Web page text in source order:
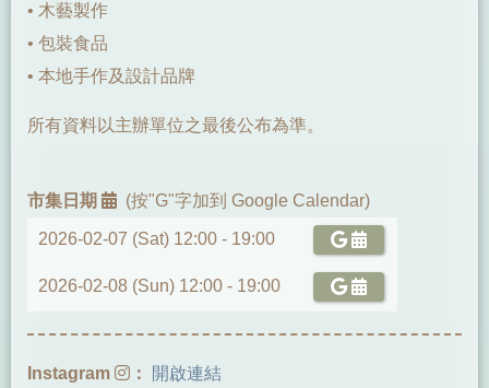
•⁠ ⁠木藝製作
•⁠ ⁠包裝食品
•⁠ ⁠本地手作及設計品牌
所有資料以主辦單位之最後公布為準。
市集日期 (按"G"字加到 Google Calendar)
2026-02-07 (Sat) 12:00 - 19:00
2026-02-08 (Sun) 12:00 - 19:00
Instagram ： 開啟連結